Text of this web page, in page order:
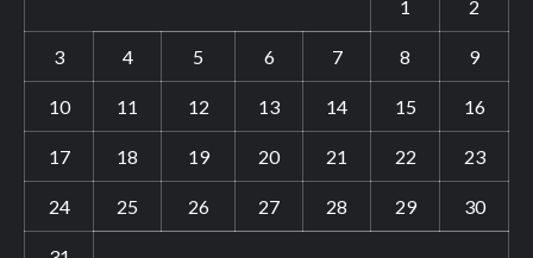
1 2
3 4 5 6 7 8 9
10 11 12 13 14 15 16
17 18 19 20 21 22 23
24 25 26 27 28 29 30